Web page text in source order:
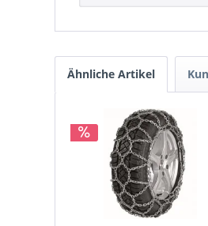
Ähnliche Artikel